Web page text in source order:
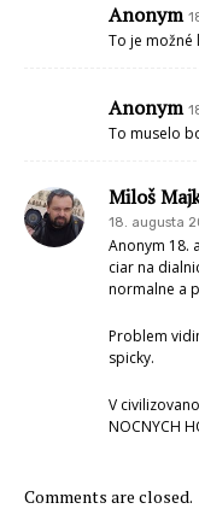
Anonym
To je možné
Anonym
To muselo
Miloš
18. augusta
Anonym 18.
ciar na
normalne a
Problem
spicky.
V
NOCNYCH
Comments are closed.